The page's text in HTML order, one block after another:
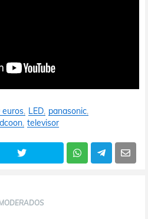
euros LED panasonic
televisor